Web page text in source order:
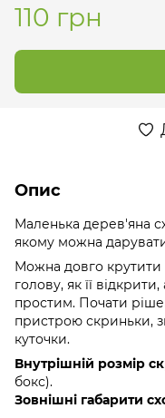
110 грн
Опис
Маленька дерев'яна
якому можна
Можна довго крутити
голову, як її
простим. Почати
пристрою скриньки,
куточки.
Внутрішній розмір
бокс).
Зовнішні габарити